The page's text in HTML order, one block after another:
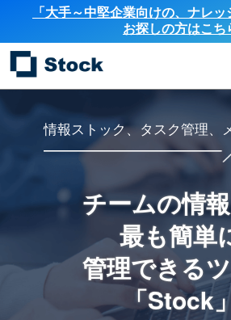
「大手～中堅企業向けの、ナレ
お探しの方はこち
情報ストック、タスク管理、
チームの情
最も簡単
管理できる
「Stock」